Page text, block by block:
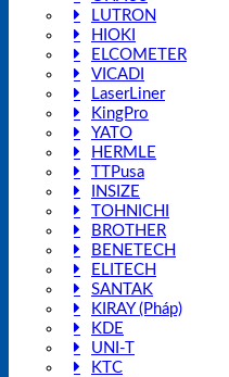
LUTRON
HIOKI
ELCOMETER
VICADI
LaserLiner
KingPro
YATO
HERMLE
TTPusa
INSIZE
TOHNICHI
BROTHER
BENETECH
ELITECH
SANTAK
KIRAY (Pháp)
KDE
UNI-T
KTC